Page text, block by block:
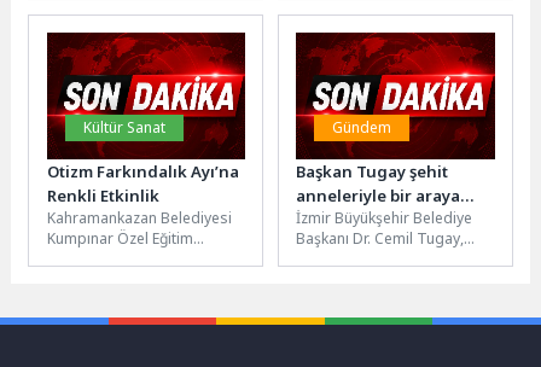
Computex, bu yıl da
dünyanın dört bir...
Psikolojik Danışman Özgür
Akoğlan, YKS’ye hazırlanan...
Kültür Sanat
Otizm Farkındalık Ayı’na
Renkli Etkinlik
Kahramankazan Belediyesi
Kumpınar Özel Eğitim
Gündem
Başkan Tugay şehit
anneleriyle bir araya
geldi
İzmir Büyükşehir Belediye
Başkanı Dr. Cemil Tugay,